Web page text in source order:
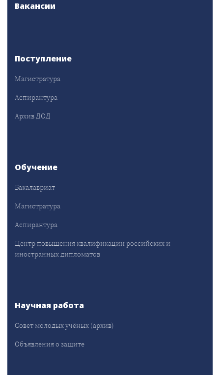
Вакансии
Поступление
Магистратура
Аспирантура
Архив ДОД
Обучение
Бакалавриат
Магистратура
Аспирантура
Центр повышения квалификации российских и
иностранных дипломатов
Научная работа
Совет молодых учёных (архив)
Объявления о защите